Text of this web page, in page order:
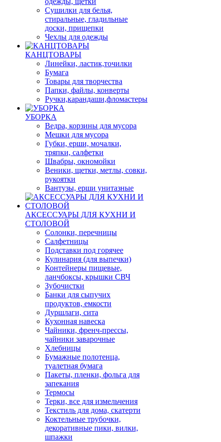
Сушилки для белья,
стиральные, гладильные
доски, прищепки
Чехлы для одежды
КАНЦТОВАРЫ
Линейки, ластик,точилки
Бумага
Товары для творчества
Папки, файлы, конверты
Ручки,карандаши,фломастеры
УБОРКА
Ведра, корзины для мусора
Мешки для мусора
Губки, ерши, мочалки,
тряпки, салфетки
Швабры, окномойки
Веники, щетки, метлы, совки,
рукоятки
Вантузы, ерши унитазные
АКСЕССУАРЫ ДЛЯ КУХНИ И
СТОЛОВОЙ
Солонки, перечницы
Салфетницы
Подставки под горячее
Кулинария (для выпечки)
Контейнеры пищевые,
ланчбоксы, крышки СВЧ
Зубочистки
Банки для сыпучих
продуктов, емкости
Дуршлаги, сита
Кухонная навеска
Чайники, френч-прессы,
чайники заварочные
Хлебницы
Бумажные полотенца,
туалетная бумага
Пакеты, пленки, фольга для
запекания
Термосы
Терки, все для измельчения
Текстиль для дома, скатерти
Коктельные трубочки,
декоративные пики, вилки,
шпажки